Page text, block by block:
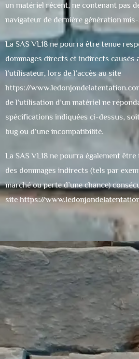
un matériel récent, ne contenant pas
navigateur de dernière génération
La SAS VL18 ne pourra être tenue
dommages directs et indirects causés
l’utilisateur, lors de l’accès au site
https://
de l’utilisation d’un matériel ne
spécifications indiquées ci-dessus,
bug ou d’une incompatibilité.
La SAS VL18 ne pourra également
des dommages indirects (tels par
marché ou perte d’une chance)
sitehttps://